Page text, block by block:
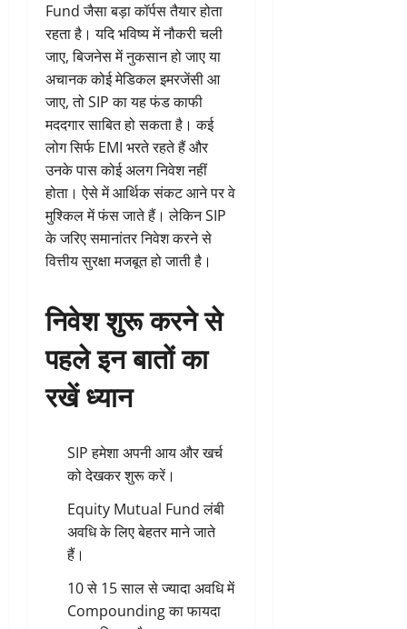
Fund जैसा बड़ा कॉर्पस तैयार होता
रहता है। यदि भविष्य में नौकरी चली
जाए, बिजनेस में नुकसान हो जाए या
अचानक कोई मेडिकल इमरजेंसी आ
जाए, तो SIP का यह फंड काफी
मददगार साबित हो सकता है। कई
लोग सिर्फ EMI भरते रहते हैं और
उनके पास कोई अलग निवेश नहीं
होता। ऐसे में आर्थिक संकट आने पर वे
मुश्किल में फंस जाते हैं। लेकिन SIP
के जरिए समानांतर निवेश करने से
वित्तीय सुरक्षा मजबूत हो जाती है।
निवेश शुरू करने से
पहले इन बातों का
रखें ध्यान
SIP हमेशा अपनी आय और खर्च
को देखकर शुरू करें।
Equity Mutual Fund लंबी
अवधि के लिए बेहतर माने जाते
हैं।
10 से 15 साल से ज्यादा अवधि में
Compounding का फायदा